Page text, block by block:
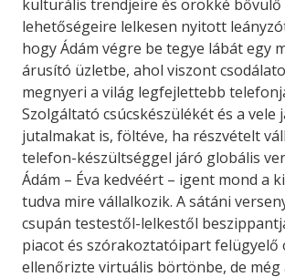
kulturális trendjeire és örökké
lehetőségeire lelkesen nyitott
hogy Ádám végre be tegye lábát egy
árusító üzletbe, ahol viszont
megnyeri a világ legfejlettebb
Szolgáltató csúcskészülékét és a vele
jutalmakat is, föltéve, ha részvételt
telefon-készültséggel járó globális
Ádám – Éva kedvéért – igent mond a
tudva mire vállalkozik. A sátáni
csupán testestől-lelkestől
piacot és szórakoztatóipart felügyelő
ellenőrizte virtuális börtönbe, de még